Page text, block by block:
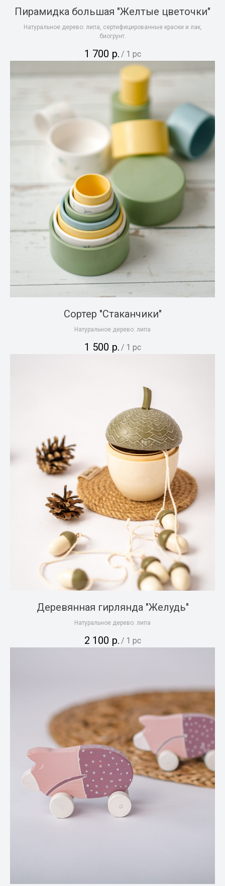
Пирамидка большая "Желтые цветочки"
Натуральное дерево: липа, сертифицированные краски и лак,
биогрунт.
1 700 р. / 1 pc
Сортер "Стаканчики"
Натуральное дерево: липа
1 500 р. / 1 pc
Деревянная гирлянда "Желудь"
Натуральное дерево: липа
2 100 р. / 1 pc